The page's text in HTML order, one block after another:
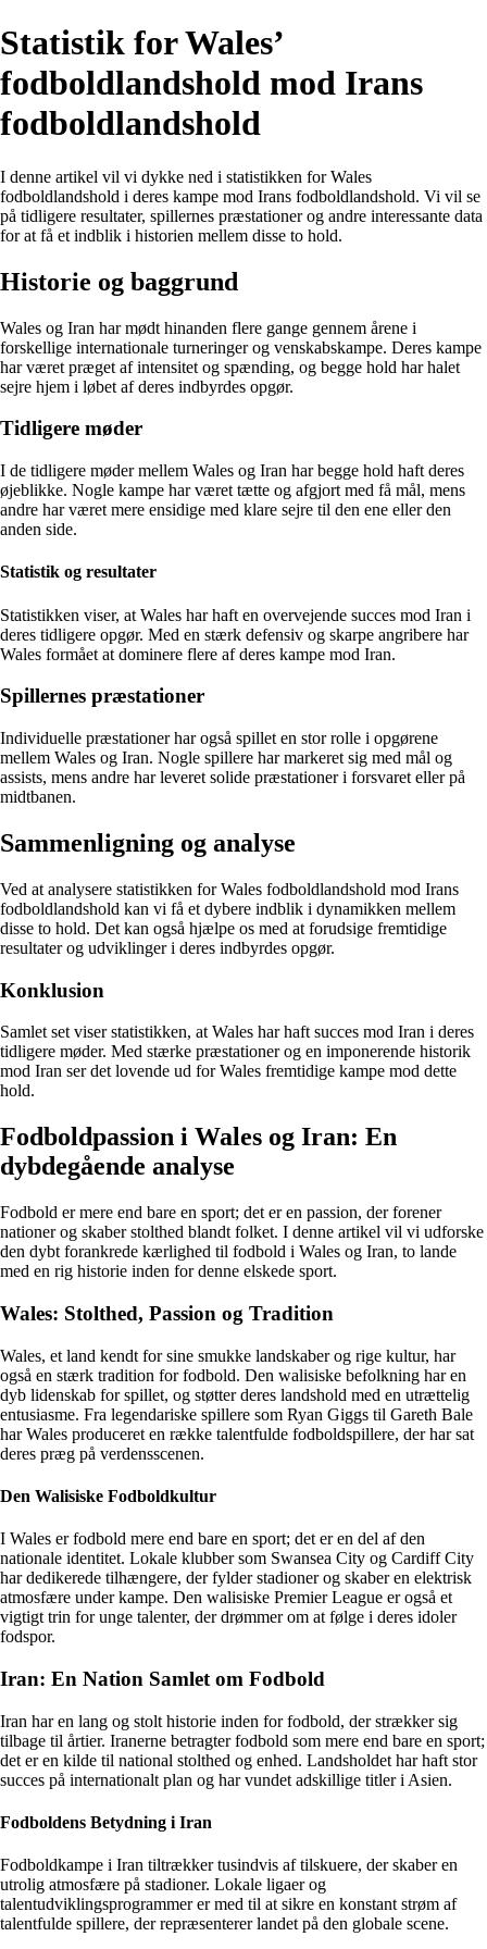
Statistik for Wales’
fodboldlandshold mod Irans
fodboldlandshold
I denne artikel vil vi dykke ned i statistikken for Wales
fodboldlandshold i deres kampe mod Irans fodboldlandshold. Vi vil se
på tidligere resultater, spillernes præstationer og andre interessante data
for at få et indblik i historien mellem disse to hold.
Historie og baggrund
Wales og Iran har mødt hinanden flere gange gennem årene i
forskellige internationale turneringer og venskabskampe. Deres kampe
har været præget af intensitet og spænding, og begge hold har halet
sejre hjem i løbet af deres indbyrdes opgør.
Tidligere møder
I de tidligere møder mellem Wales og Iran har begge hold haft deres
øjeblikke. Nogle kampe har været tætte og afgjort med få mål, mens
andre har været mere ensidige med klare sejre til den ene eller den
anden side.
Statistik og resultater
Statistikken viser, at Wales har haft en overvejende succes mod Iran i
deres tidligere opgør. Med en stærk defensiv og skarpe angribere har
Wales formået at dominere flere af deres kampe mod Iran.
Spillernes præstationer
Individuelle præstationer har også spillet en stor rolle i opgørene
mellem Wales og Iran. Nogle spillere har markeret sig med mål og
assists, mens andre har leveret solide præstationer i forsvaret eller på
midtbanen.
Sammenligning og analyse
Ved at analysere statistikken for Wales fodboldlandshold mod Irans
fodboldlandshold kan vi få et dybere indblik i dynamikken mellem
disse to hold. Det kan også hjælpe os med at forudsige fremtidige
resultater og udviklinger i deres indbyrdes opgør.
Konklusion
Samlet set viser statistikken, at Wales har haft succes mod Iran i deres
tidligere møder. Med stærke præstationer og en imponerende historik
mod Iran ser det lovende ud for Wales fremtidige kampe mod dette
hold.
Fodboldpassion i Wales og Iran: En
dybdegående analyse
Fodbold er mere end bare en sport; det er en passion, der forener
nationer og skaber stolthed blandt folket. I denne artikel vil vi udforske
den dybt forankrede kærlighed til fodbold i Wales og Iran, to lande
med en rig historie inden for denne elskede sport.
Wales: Stolthed, Passion og Tradition
Wales, et land kendt for sine smukke landskaber og rige kultur, har
også en stærk tradition for fodbold. Den walisiske befolkning har en
dyb lidenskab for spillet, og støtter deres landshold med en utrættelig
entusiasme. Fra legendariske spillere som Ryan Giggs til Gareth Bale
har Wales produceret en række talentfulde fodboldspillere, der har sat
deres præg på verdensscenen.
Den Walisiske Fodboldkultur
I Wales er fodbold mere end bare en sport; det er en del af den
nationale identitet. Lokale klubber som Swansea City og Cardiff City
har dedikerede tilhængere, der fylder stadioner og skaber en elektrisk
atmosfære under kampe. Den walisiske Premier League er også et
vigtigt trin for unge talenter, der drømmer om at følge i deres idoler
fodspor.
Iran: En Nation Samlet om Fodbold
Iran har en lang og stolt historie inden for fodbold, der strækker sig
tilbage til årtier. Iranerne betragter fodbold som mere end bare en sport;
det er en kilde til national stolthed og enhed. Landsholdet har haft stor
succes på internationalt plan og har vundet adskillige titler i Asien.
Fodboldens Betydning i Iran
Fodboldkampe i Iran tiltrækker tusindvis af tilskuere, der skaber en
utrolig atmosfære på stadioner. Lokale ligaer og
talentudviklingsprogrammer er med til at sikre en konstant strøm af
talentfulde spillere, der repræsenterer landet på den globale scene.